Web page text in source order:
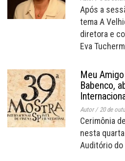
Após a
tema A
diretora e
Eva
Meu
Babenco,
Autor/ 20 de
Cerimônia
nesta
Auditório do